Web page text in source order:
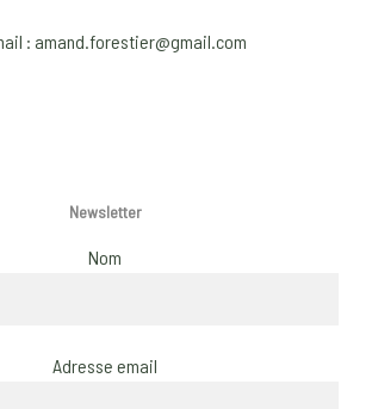
: amand.forestier@gmail.com
Newsletter
Nom
Adresse email